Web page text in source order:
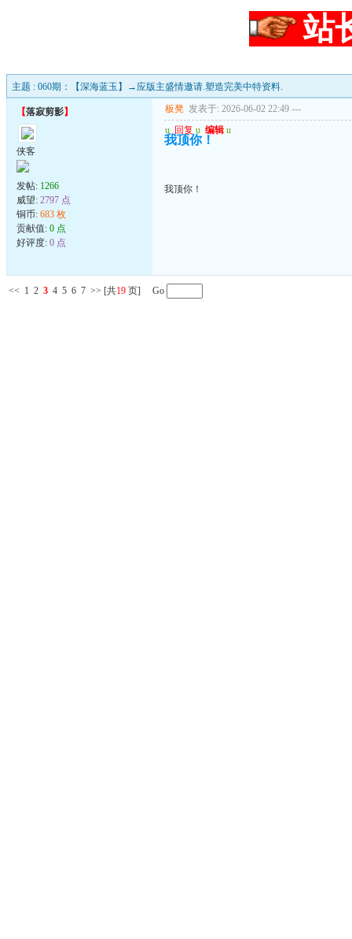
站
主题 : 060期：【深海蓝玉】→应版主盛情邀请.塑造完美中特资料.
【落寂剪影】
侠客
发帖: 1266
威望: 2797 点
铜币: 683 枚
贡献值: 0 点
好评度: 0 点
板凳 发表于: 2026-06-02 22:49 ---
u 回复 u 编辑 u
我顶你！
我顶你！
<< 1 2 3 4 5 6 7 >> [共19 页] Go